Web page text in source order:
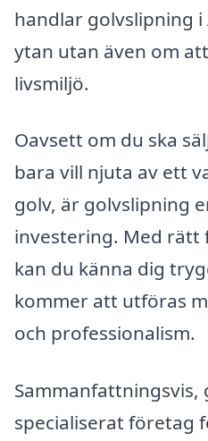
handlar golvslipning
ytan utan även om
livsmiljö.
Oavsett om du ska
bara vill njuta av ett
golv, är golvslipning
investering. Med rätt
kan du känna dig
kommer att utföras
och professionalism.
specialiserat företag